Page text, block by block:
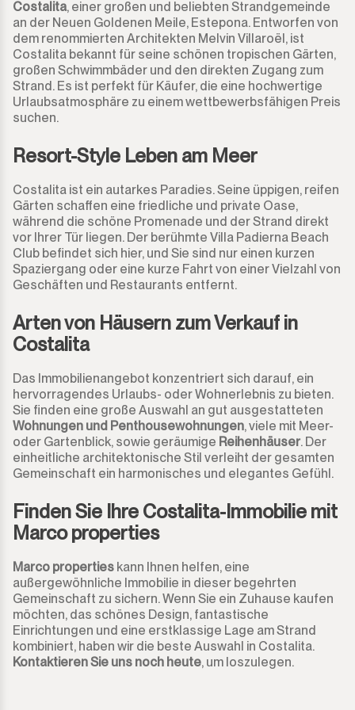
Guadalmina Alta
Guadalmina Baja
Guadiaro
La Alcaidesa
La Duquesa
La Heredia
Los Arqueros
Los Flamingos
Marbella
Monda
Monte Halcones
Ojén
Puerto Banús
Punta Chullera
Ronda
San Diego
Geschäftsgegend
Grundstück
Grundstück mit Ruine
Gewerbeimmobilie
Bar
Restaurant
Hotel
Ladenlokal
Speicher
Nachtclub
Lagerhaus
Garage
Gewerbe
Anlegeplatz
Kiosk
Friseure
Aparthotel
900.000€
950.000€
1.000.000€
1.100.000€
1.200.000€
1.300.000€
1.400.000€
1.500.000€
2.000.000€
900.000€
950.000€
1.000.000€
1.200.000€
1.300.000€
1.400.000€
1.500.000€
2.000.000€ +
Costalita, einer großen und beliebten Strandgemeinde
an der Neuen Goldenen Meile, Estepona. Entworfen von
dem renommierten Architekten Melvin Villaroël, ist
Costalita bekannt für seine schönen tropischen Gärten,
großen Schwimmbäder und den direkten Zugang zum
Strand. Es ist perfekt für Käufer, die eine hochwertige
Urlaubsatmosphäre zu einem wettbewerbsfähigen Preis
suchen.
Resort-Style Leben am Meer
Costalita ist ein autarkes Paradies. Seine üppigen, reifen
Gärten schaffen eine friedliche und private Oase,
während die schöne Promenade und der Strand direkt
vor Ihrer Tür liegen. Der berühmte Villa Padierna Beach
Club befindet sich hier, und Sie sind nur einen kurzen
Spaziergang oder eine kurze Fahrt von einer Vielzahl von
Geschäften und Restaurants entfernt.
Arten von Häusern zum Verkauf in
Costalita
Das Immobilienangebot konzentriert sich darauf, ein
hervorragendes Urlaubs- oder Wohnerlebnis zu bieten.
Sie finden eine große Auswahl an gut ausgestatteten
Wohnungen und Penthousewohnungen, viele mit Meer-
oder Gartenblick, sowie geräumige Reihenhäuser. Der
einheitliche architektonische Stil verleiht der gesamten
Gemeinschaft ein harmonisches und elegantes Gefühl.
Finden Sie Ihre Costalita-Immobilie mit
Marco properties
Marco properties kann Ihnen helfen, eine
außergewöhnliche Immobilie in dieser begehrten
Gemeinschaft zu sichern. Wenn Sie ein Zuhause kaufen
möchten, das schönes Design, fantastische
Einrichtungen und eine erstklassige Lage am Strand
kombiniert, haben wir die beste Auswahl in Costalita.
Kontaktieren Sie uns noch heute, um loszulegen.